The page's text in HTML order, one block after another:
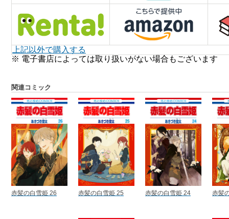
上記以外で購入する
※ 電子書店によっては取り扱いがない場合もございます
関連コミック
赤髪の白雪姫 26 赤髪の白雪姫 25 赤髪の白雪姫 24 赤髪